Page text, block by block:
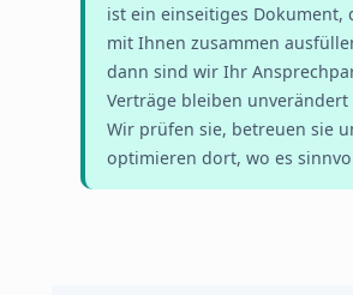
ist ein einseitiges Dokument,
mit Ihnen zusammen
dann sind wir Ihr
Verträge bleiben unverändert
Wir prüfen sie, betreuen sie
optimieren dort, wo es